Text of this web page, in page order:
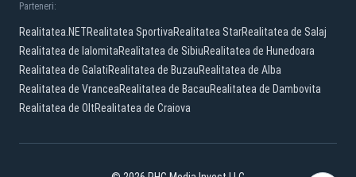
Parteneri:
Realitatea.NETRealitatea SportivaRealitatea StarRealitatea de Salaj
Realitatea de IalomitaRealitatea de SibiuRealitatea de Hunedoara
Realitatea de GalatiRealitatea de BuzauRealitatea de Alba
Realitatea de VranceaRealitatea de BacauRealitatea de Dambovita
Realitatea de OltRealitatea de Craiova